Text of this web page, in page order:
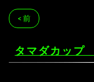
< 前
タマダカップ